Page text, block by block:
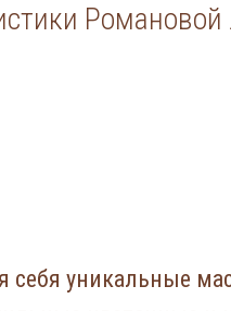
себя уникальные